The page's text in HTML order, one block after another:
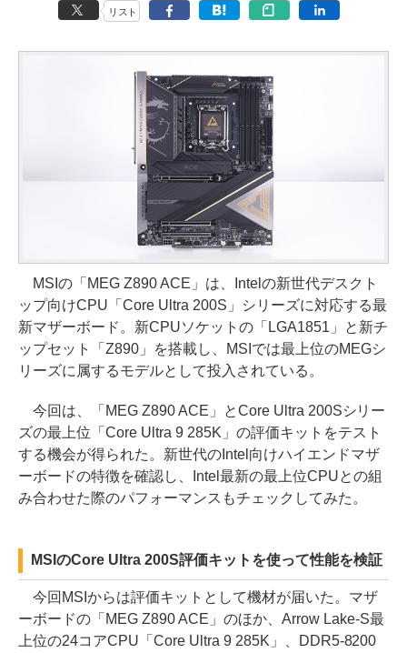
リスト
MSIの「MEG Z890 ACE」は、Intelの新世代デスクト
ップ向けCPU「Core Ultra 200S」シリーズに対応する最
新マザーボード。新CPUソケットの「LGA1851」と新チ
ップセット「Z890」を搭載し、MSIでは最上位のMEGシ
リーズに属するモデルとして投入されている。
今回は、「MEG Z890 ACE」とCore Ultra 200Sシリー
ズの最上位「Core Ultra 9 285K」の評価キットをテスト
する機会が得られた。新世代のIntel向けハイエンドマザ
ーボードの特徴を確認し、Intel最新の最上位CPUとの組
み合わせた際のパフォーマンスもチェックしてみた。
MSIのCore Ultra 200S評価キットを使って性能を検証
今回MSIからは評価キットとして機材が届いた。マザ
ーボードの「MEG Z890 ACE」のほか、Arrow Lake-S最
上位の24コアCPU「Core Ultra 9 285K」、DDR5-8200